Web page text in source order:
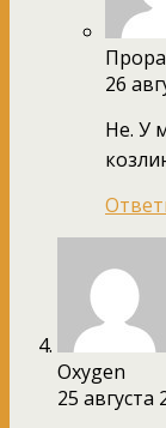
26
Не. У
Oxygen
25 августа